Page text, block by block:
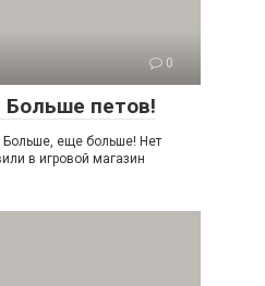
0
петов!
Больше, еще больше! Нет
в игровой магазин